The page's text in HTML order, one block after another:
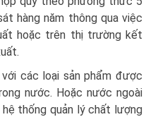
hàng năm thông qua việc
hoặc trên thị trường kết
các loại sản phẩm được
nước. Hoặc nước ngoài
thống quản lý chất lượng